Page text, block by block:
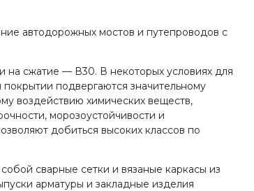
автодорожных мостов и путепроводов с
на сжатие — В30. В некоторых условиях для
подвергаются значительному
воздействию химических веществ,
морозоустойчивости и
добиться высоких классов по
сварные сетки и вязаные каркасы из
арматуры и закладные изделия